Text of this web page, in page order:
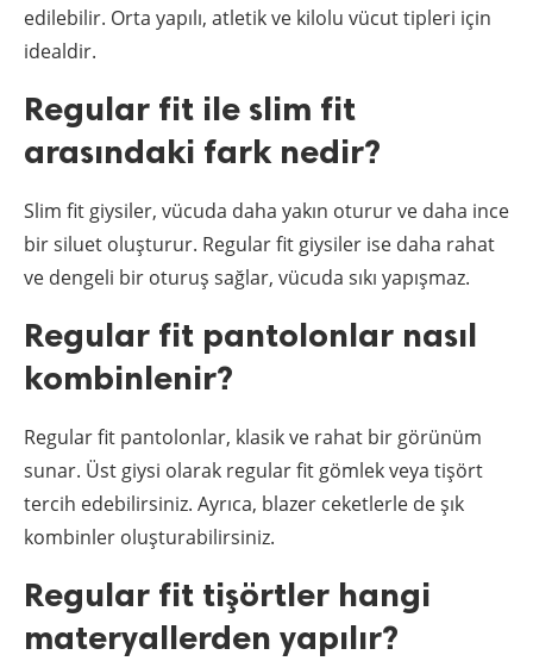
edilebilir. Orta yapılı, atletik ve kilolu vücut tipleri için
idealdir.
Regular fit ile slim fit
arasındaki fark nedir?
Slim fit giysiler, vücuda daha yakın oturur ve daha ince
bir siluet oluşturur. Regular fit giysiler ise daha rahat
ve dengeli bir oturuş sağlar, vücuda sıkı yapışmaz.
Regular fit pantolonlar nasıl
kombinlenir?
Regular fit pantolonlar, klasik ve rahat bir görünüm
sunar. Üst giysi olarak regular fit gömlek veya tişört
tercih edebilirsiniz. Ayrıca, blazer ceketlerle de şık
kombinler oluşturabilirsiniz.
Regular fit tişörtler hangi
materyallerden yapılır?